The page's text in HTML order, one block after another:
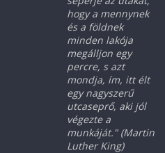
hogy a mennynek
és a földnek
minden lakója
megálljon egy
percre, s azt
mondja, ím, itt élt
egy nagyszerű
utcaseprő, aki jól
végezte a
munkáját." (Martin
Luther King)